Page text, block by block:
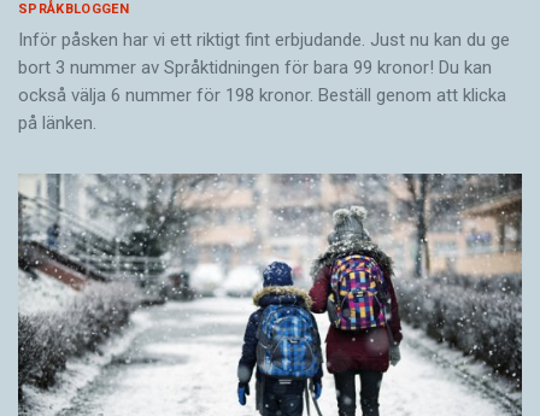
SPRÅKBLOGGEN
Inför påsken har vi ett riktigt fint erbjudande. Just nu kan du ge
bort 3 nummer av Språktidningen för bara 99 kronor! Du kan
också välja 6 nummer för 198 kronor. Beställ genom att klicka
på länken.